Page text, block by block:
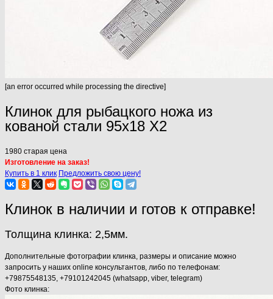
[an error occurred while processing the directive]
Клинок для рыбацкого ножа из
кованой стали 95х18 X2
1980 старая цена
Изготовление на заказ!
Купить в 1 клик Предложить свою цену!
Клинок в наличии и готов к отправке!
Толщина клинка: 2,5мм.
Дополнительные фотографии клинка, размеры и описание можно
запросить у наших online консультантов, либо по телефонам:
+79875548135, +79101242045 (whatsapp, viber, telegram)
Фото клинка: